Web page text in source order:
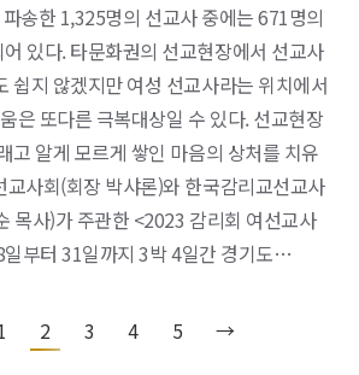
송한 1,325명의 선교사 중에는 671명의
있다. 타문화권의 선교현장에서 선교사
쉽지 않겠지만 여성 선교사라는 위치에서
은 또다른 극복대상일 수 있다. 선교현장
고 알게 모르게 쌓인 마음의 상처를 치유
교사회(회장 박샤론)와 한국감리교선교사
목사)가 주관한 <2023 감리회 여선교사
부터 31일까지 3박 4일간 경기도…
2 3 4 5 →